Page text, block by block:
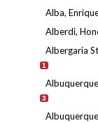
Alba,
Alberdi,
Albergaria
1
3